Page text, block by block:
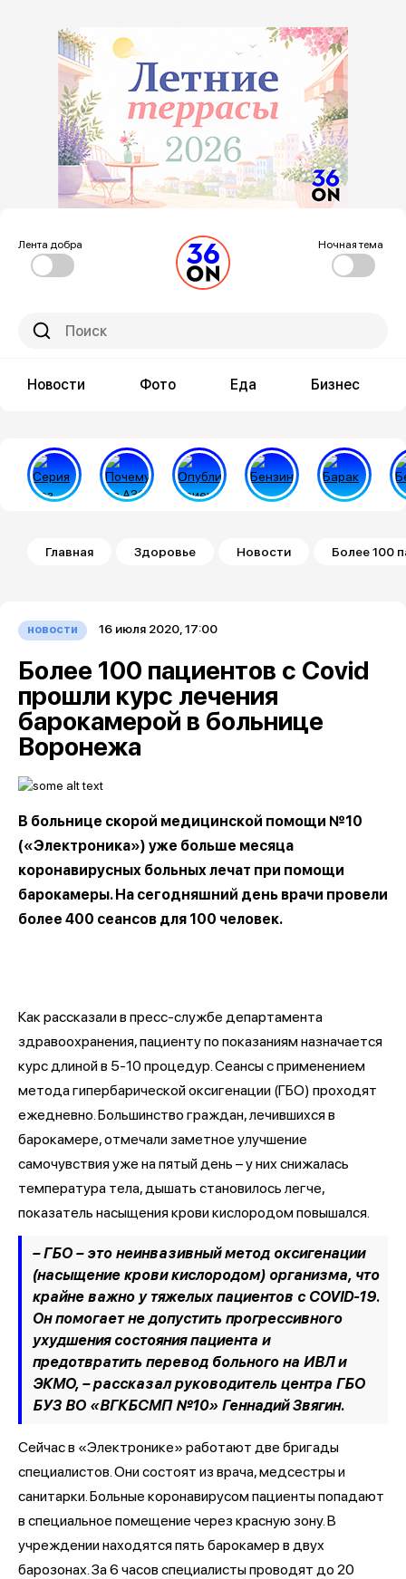
Лента добра Ночная тема
Новости Фото Еда Бизнес
Строка навигации
Главная Здоровье Новости Более 100
новости 16 июля 2020, 17:00
Более 100 пациентов с Covid
прошли курс лечения
барокамерой в больнице
Воронежа
В больнице скорой медицинской помощи №10
(«Электроника») уже больше месяца
коронавирусных больных лечат при помощи
барокамеры. На сегодняшний день врачи провели
более 400 сеансов для 100 человек.
Как рассказали в пресс-службе департамента
здравоохранения, пациенту по показаниям назначается
курс длиной в 5-10 процедур. Сеансы с применением
метода гипербарической оксигенации (ГБО) проходят
ежедневно. Большинство граждан, лечившихся в
барокамере, отмечали заметное улучшение
самочувствия уже на пятый день – у них снижалась
температура тела, дышать становилось легче,
показатель насыщения крови кислородом повышался.
– ГБО – это неинвазивный метод оксигенации
(насыщение крови кислородом) организма, что
крайне важно у тяжелых пациентов с COVID-19.
Он помогает не допустить прогрессивного
ухудшения состояния пациента и
предотвратить перевод больного на ИВЛ и
ЭКМО, – рассказал руководитель центра ГБО
БУЗ ВО «ВГКБСМП №10» Геннадий Звягин.
Сейчас в «Электронике» работают две бригады
специалистов. Они состоят из врача, медсестры и
санитарки. Больные коронавирусом пациенты попадают
в специальное помещение через красную зону. В
учреждении находятся пять барокамер в двух
барозонах. За 6 часов специалисты проводят до 20